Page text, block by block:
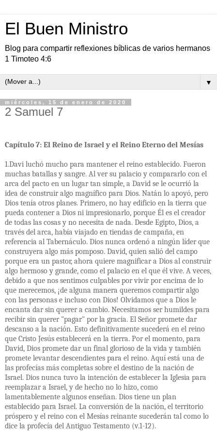
El Buen Ministro
Blog para compartir reflexiones bíblicas de varios hermanos
1 Timoteo 4:6
▼
miércoles, 15 de enero de 2020
2 Samuel 7
Capítulo 7: El Reino de Israel y el Reino Eterno del Mesías
1.Davi luchó mucho para mantener el reino establecido. Fueron
muchas batallas y sangre. Al ver su palacio y compararlo con el
arca del pacto en un lugar tan simple, a David se le ocurrió la
idea de construir algo magnífico para Dios. Natán lo apoyó, pero
Dios tenía otros planes. Primero, no hay edificio en la tierra que
pueda contener a Dios ni impresionarlo, porque Él es el creador
de todas las cosas y no necesita de nada. Desde Egipto, Dios, a
través del arca, había viajado en tiendas de campaña, en
referencia al Tabernáculo. Dios nunca ordenó a ningún líder que
construyera algo más pomposo. David, quien salió del campo
porque era un pastor, ahora quiere magnificar a Dios al construir
algo hermoso y grande, como el palacio en el que él vive. A veces,
debido a que nos sentimos culpables por vivir por encima de lo
que merecemos, ¡de alguna manera queremos compartir algo
con las personas e incluso con Dios! Olvidamos que a Dios le
encanta dar sin querer a cambio. Necesitamos ser humildes para
recibir sin querer "pagar" por la gracia. El Señor promete dar
descanso a la nación. Esto definitivamente sucederá en el reino
que Cristo Jesús establecerá en la tierra. Por el momento, para
David, Dios promete dar un final glorioso de la vida y también
promete levantar descendientes para el reino. Aquí está una de
las profecías más completas sobre el destino de la nación de
Israel. Dios nunca tuvo la intención de establecer la Iglesia para
reemplazar a Israel, y de hecho no lo hizo, como
lamentablemente algunos enseñan. Dios tiene un plan
establecido para Israel. La conversión de la nación, el territorio
próspero y el reino con el Mesías reinante sucederán tal como lo
dice la profecía del Antiguo Testamento (v.1-12).